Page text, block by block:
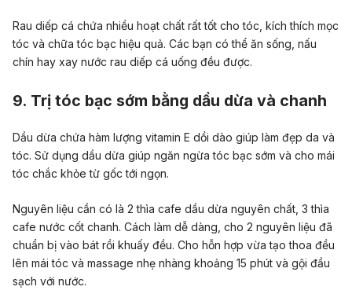
Rau diếp cá chứa nhiều hoạt chất rất tốt cho tóc, kích thích mọc
tóc và chữa tóc bạc hiệu quả. Các bạn có thể ăn sống, nấu
chín hay xay nước rau diếp cá uống đều được.
9. Trị tóc bạc sớm bằng dầu dừa và chanh
Dầu dừa chứa hàm lượng vitamin E dồi dào giúp làm đẹp da và
tóc. Sử dụng dầu dừa giúp ngăn ngừa tóc bạc sớm và cho mái
tóc chắc khỏe từ gốc tới ngọn.
Nguyên liệu cần có là 2 thìa cafe dầu dừa nguyên chất, 3 thìa
cafe nước cốt chanh. Cách làm dễ dàng, cho 2 nguyên liệu đã
chuẩn bị vào bát rồi khuấy đều. Cho hỗn hợp vừa tạo thoa đều
lên mái tóc và massage nhẹ nhàng khoảng 15 phút và gội đầu
sạch với nước.